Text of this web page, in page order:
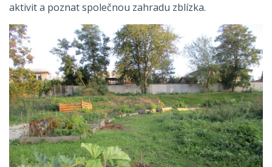
aktivit a poznat společnou zahradu zblízka.